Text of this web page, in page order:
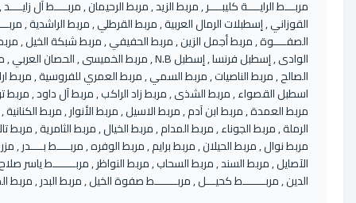
الرايــــة كليبــــر , مربط الزيد , مربط الرحيمان , مربــــط آل زايــــد , مربط
, إسطبلات الرمال العربية , مربط القرطلي , مربط الراشدية , مربـــــط
, مربط أجمل الزين , مربط الحفيفي , مربط شبكة الخيل , مربط
الوادى , إسطبل فرنسا , إسطبل N.B , مربط الخميسى , الحصان العربي , مربط
, مربط الناصيات , مربط السمي , مربط العمري للفروسية , مربط اراسي ,
القصواء , مربط الشذى , مربط زاد الراكب , مربط آل داود , مربط ترنيدو ,
العمدة , مربط ابن آدم , مربط الاسيل , مربط الأنوار , مربط الكنانية , مربط
, مربط الجوناء , مربط المدام , مربط الخيال , مربط الثامرية , مربط تالا ,
نوال , مربط الحيلان , مربط برايم , مربط الوفره , مربــــط بــــدر , مزرعة
, مربط السند , مربط السحاب , مربط النواظر , مربـــــــط ياسر صلاح
, مربـــــــط كحيـــل , مربـــــــط صفوة الخيل , مربط البدر , مربط المعود